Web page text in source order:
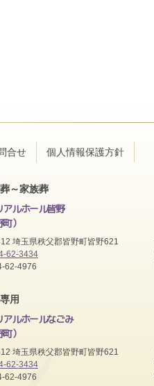
合せ 個人情報保護方針
～家族葬
アルホール皆野
町）
埼玉県秩父郡皆野町皆野621
62-3434
62-4976
用
アルホールなごみ
町）
埼玉県秩父郡皆野町皆野621
62-3434
62-4976